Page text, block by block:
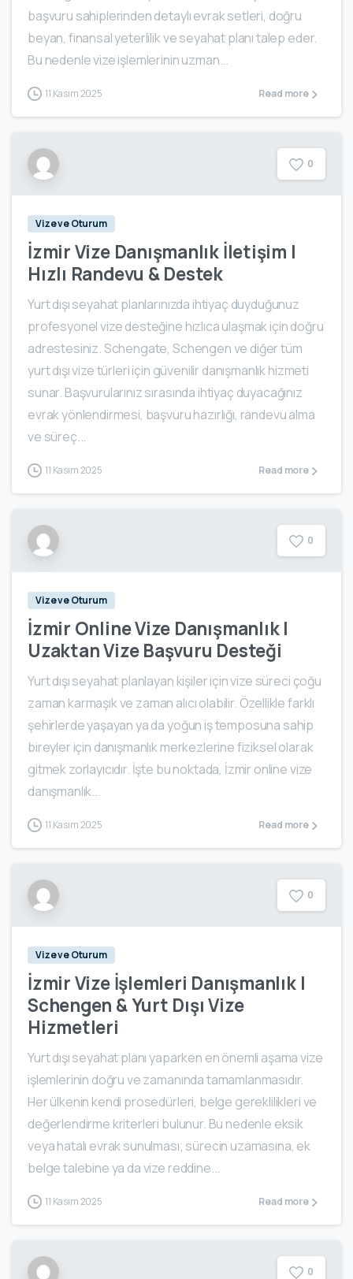
başvuru sahiplerinden detaylı evrak setleri, doğru
beyan, finansal yeterlilik ve seyahat planı talep eder.
Bu nedenle vize işlemlerinin uzman...
11 Kasım 2025 Read more
0
Vize ve Oturum
İzmir Vize Danışmanlık İletişim |
Hızlı Randevu & Destek
Yurt dışı seyahat planlarınızda ihtiyaç duyduğunuz
profesyonel vize desteğine hızlıca ulaşmak için doğru
adrestesiniz. Schengate, Schengen ve diğer tüm
yurt dışı vize türleri için güvenilir danışmanlık hizmeti
sunar. Başvurularınız sırasında ihtiyaç duyacağınız
evrak yönlendirmesi, başvuru hazırlığı, randevu alma
ve süreç...
11 Kasım 2025 Read more
0
Vize ve Oturum
İzmir Online Vize Danışmanlık |
Uzaktan Vize Başvuru Desteği
Yurt dışı seyahat planlayan kişiler için vize süreci çoğu
zaman karmaşık ve zaman alıcı olabilir. Özellikle farklı
şehirlerde yaşayan ya da yoğun iş temposuna sahip
bireyler için danışmanlık merkezlerine fiziksel olarak
gitmek zorlayıcıdır. İşte bu noktada, İzmir online vize
danışmanlık...
11 Kasım 2025 Read more
0
Vize ve Oturum
İzmir Vize İşlemleri Danışmanlık |
Schengen & Yurt Dışı Vize
Hizmetleri
Yurt dışı seyahat planı yaparken en önemli aşama vize
işlemlerinin doğru ve zamanında tamamlanmasıdır.
Her ülkenin kendi prosedürleri, belge gereklilikleri ve
değerlendirme kriterleri bulunur. Bu nedenle eksik
veya hatalı evrak sunulması; sürecin uzamasına, ek
belge talebine ya da vize reddine...
11 Kasım 2025 Read more
0